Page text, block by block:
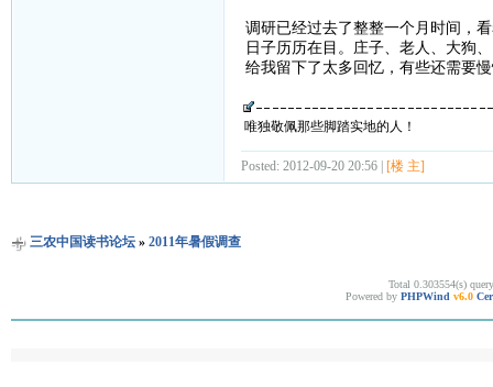
调研已经过去了整整一个月时间，
日子历历在目。庄子、老人、大狗
给我留下了太多回忆，有些还需要
唯独敬佩那些脚踏实地的人！
Posted: 2012-09-20 20:56 | [楼 主]
三农中国读书论坛» 2011年暑假调查
Total 0.303554(s)
Powered by PHPWind v6.0